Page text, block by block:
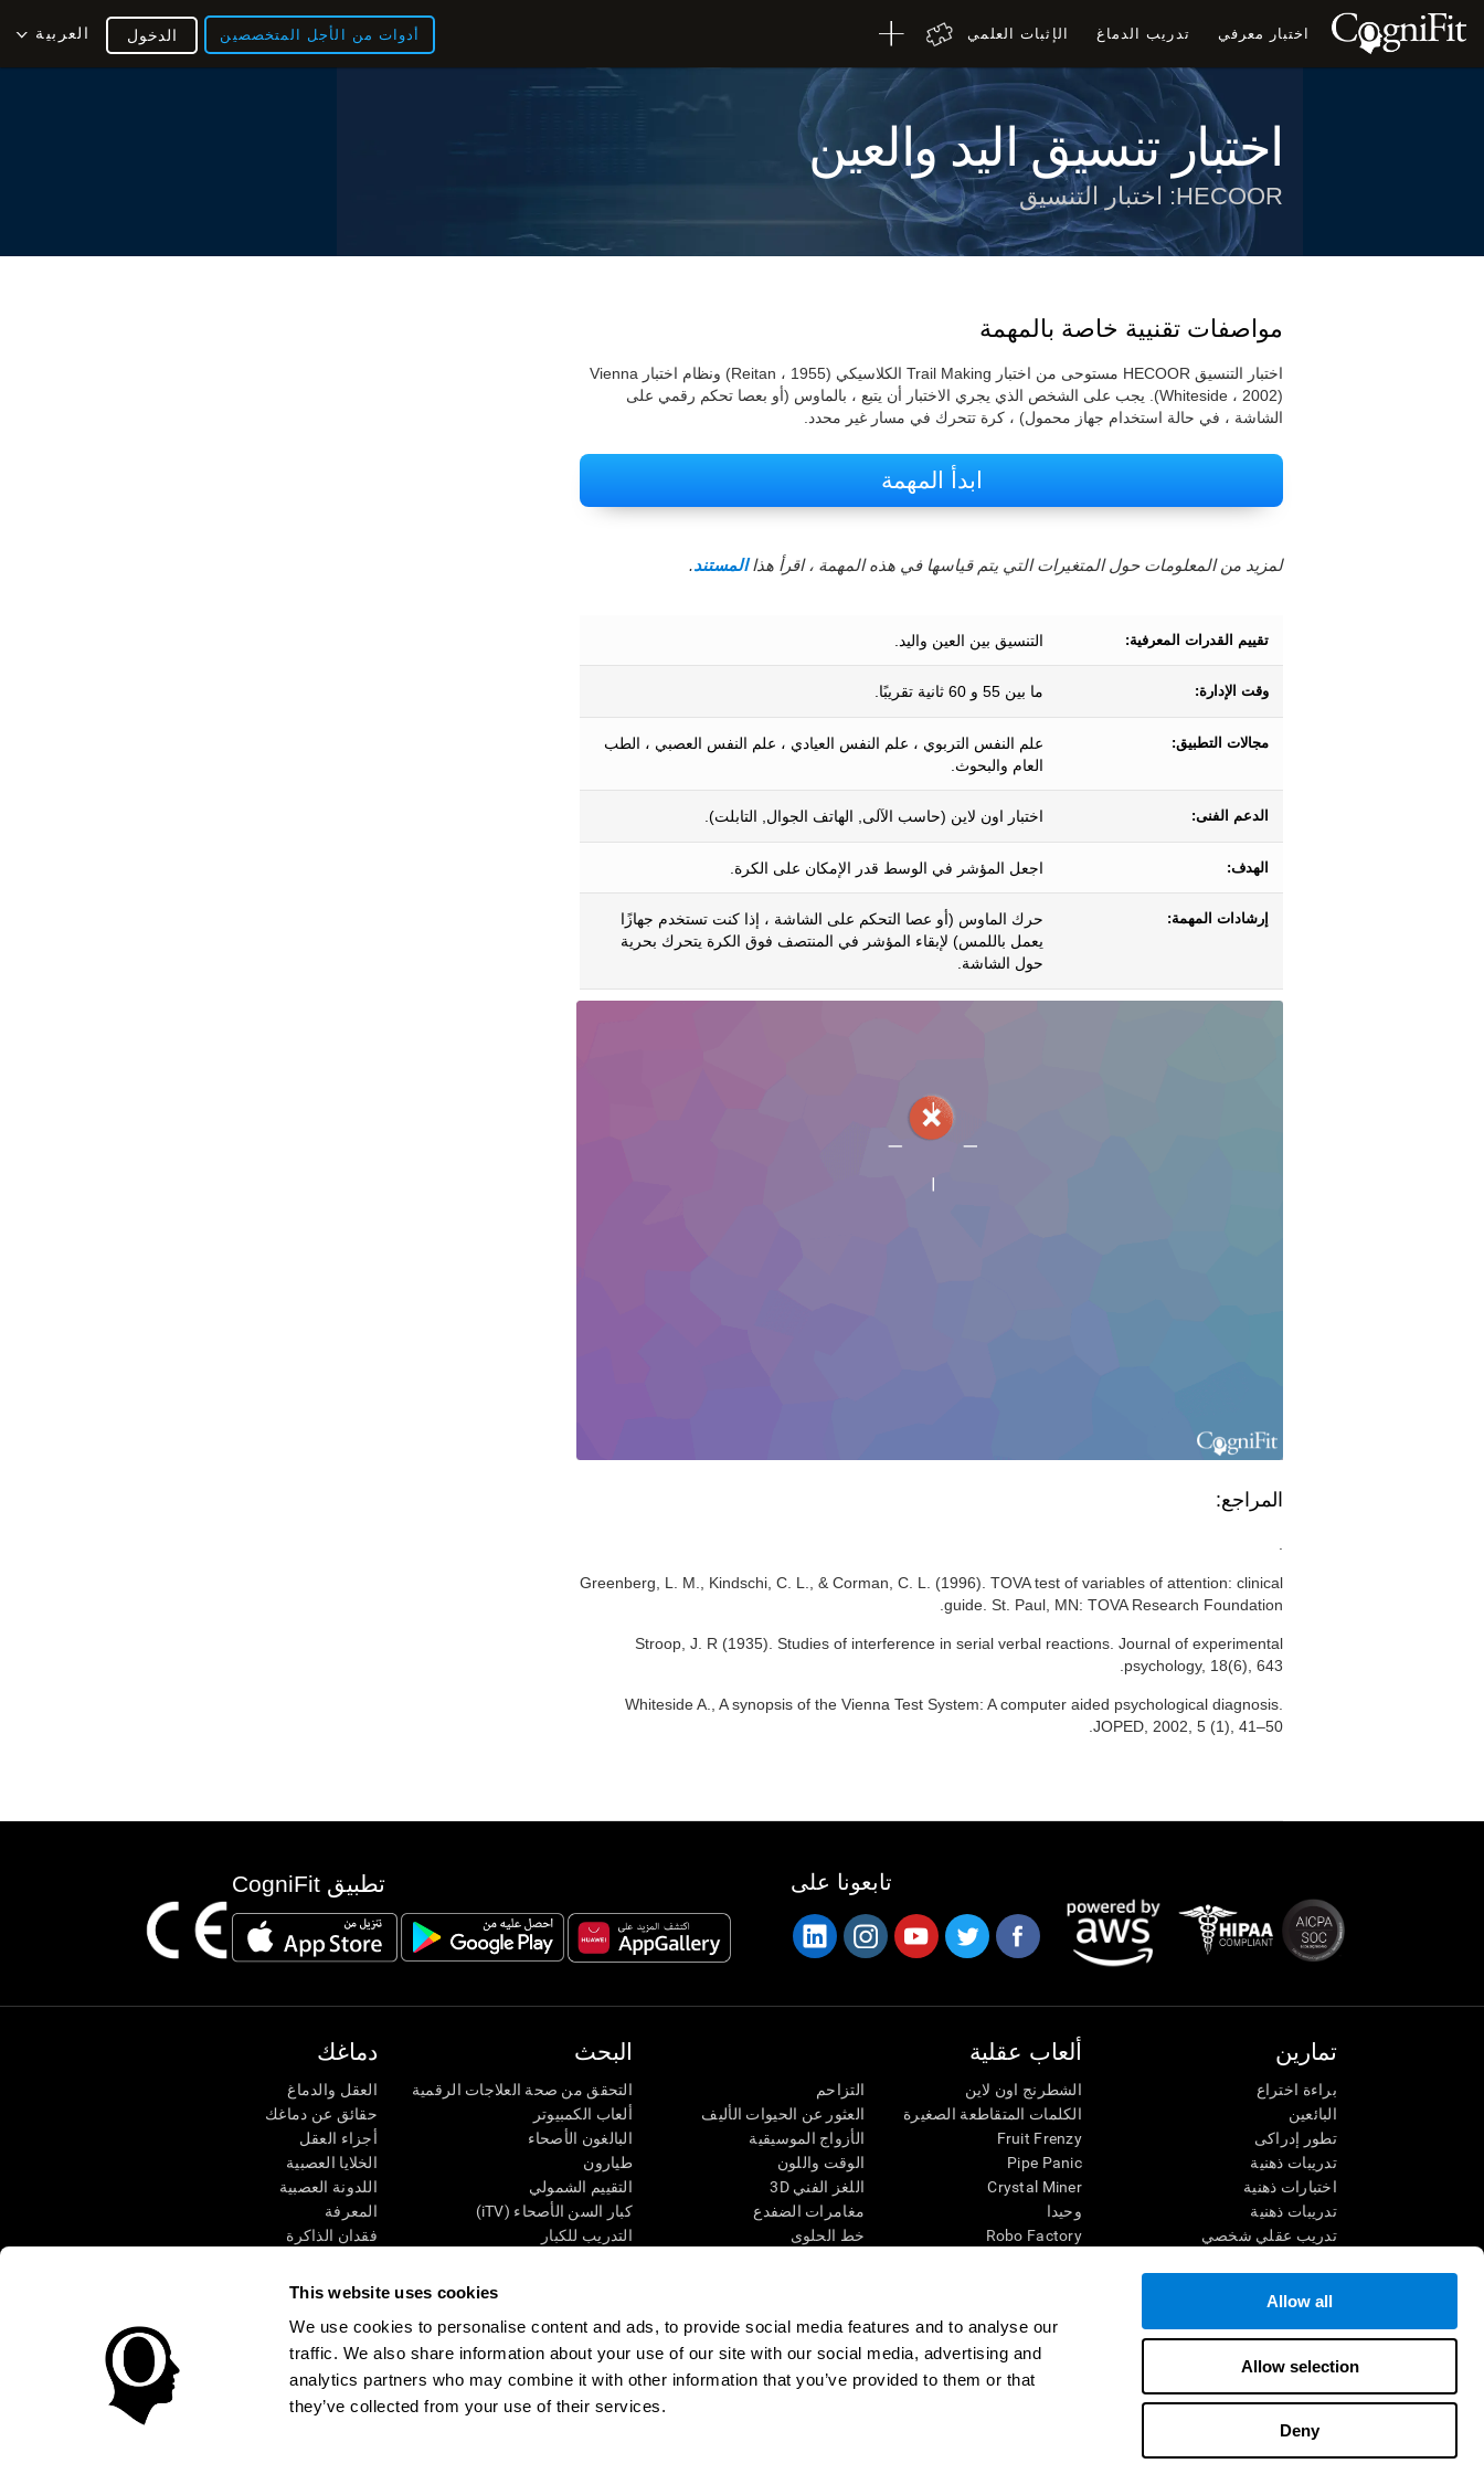
This website uses cookies
We use cookies to personalise content and ads, to provide social media features and to analyse our
traffic. We also share information about your use of our site with our social media, advertising and
analytics partners who may combine it with other information that you’ve provided to them or that
they’ve collected from your use of their services.
Allow all
Allow selection
Deny
اختبار معرفي تدريب الدماغ الإثبات العلمي أدوات من الأجل المتخصصين العربية الدخول
اختبار تنسيق اليد والعين
HECOOR: اختبار التنسيق
مواصفات تقنيية خاصة بالمهمة
اختبار التنسيق HECOOR مستوحى من اختبار Trail Making الكلاسيكي (Reitan ، 1955) ونظام اختبار Vienna
(Whiteside ، 2002). يجب على الشخص الذي يجري الاختبار أن يتبع ، بالماوس (أو بعصا تحكم رقمي على
الشاشة ، في حالة استخدام جهاز محمول) ، كرة تتحرك في مسار غير محدد.
ابدأ المهمة
لمزيد من المعلومات حول المتغيرات التي يتم قياسها في هذه المهمة ، اقرأ هذاالمستند.
تقييم القدرات المعرفية: التنسيق بين العين واليد.
وقت الإدارة: ما بين 55 و 60 ثانية تقريبًا.
مجالات التطبيق:
علم النفس التربوي ، علم النفس العيادي ، علم النفس العصبي ، الطب
العام والبحوث.
الدعم الفنى: اختبار اون لاين (حاسب الآلى, الهاتف الجوال, التابلت).
الهدف: اجعل المؤشر في الوسط قدر الإمكان على الكرة.
إرشادات المهمة:
حرك الماوس (أو عصا التحكم على الشاشة ، إذا كنت تستخدم جهازًا
يعمل باللمس) لإبقاء المؤشر في المنتصف فوق الكرة يتحرك بحرية
حول الشاشة.
المراجع:
.
Greenberg, L. M., Kindschi, C. L., & Corman, C. L. (1996). TOVA test of variables of attention: clinical
guide. St. Paul, MN: TOVA Research Foundation.
Stroop, J. R (1935). Studies of interference in serial verbal reactions. Journal of experimental
psychology, 18(6), 643.
Whiteside A., A synopsis of the Vienna Test System: A computer aided psychological diagnosis.
JOPED, 2002, 5 (1), 41–50.
تطبيق CogniFit تابعونا على
دماغك
العقل والدماغ
حقائق عن دماغك
أجزاء العقل
الخلايا العصبية
اللدونة العصبية
المعرفة
فقدان الذاكرة
وظائف ذهنية
الإدراك الحسى
الانتباه
البحث
التحقق من صحة العلاجات الرقمية
ألعاب الكمبيوتر
البالغون الأصحاء
طيارون
التقييم الشمولي
كبار السن الأصحاء (iTV)
التدريب للكبار
ألعاب عقلية
الشطرنج اون لاين
الكلمات المتقاطعة الصغيرة
Fruit Frenzy
Pipe Panic
Crystal Miner
وحيدا
Robo Factory
قم بالمطابقة
فوضى الرياضيات
سباق الرخام
التزاحم
العثور عن الحيوات الأليف
الأزواج الموسيقية
الوقت واللون
اللغز الفني 3D
مغامرات الضفدع
خط الحلوى
اللعبة العقلية: تفجير البالونات
ألعاب الذكاء
ألعاب اون لاين من آجل الذاكرة
تمارين
براءة اختراع
البائعين
تطور إدراكى
تدريبات ذهنية
اختبارات ذهنية
تدريبات ذهنية
تدريب عقلي شخصي
فهم القراءة
الأطفال الموهوبون
معارك الدماغ